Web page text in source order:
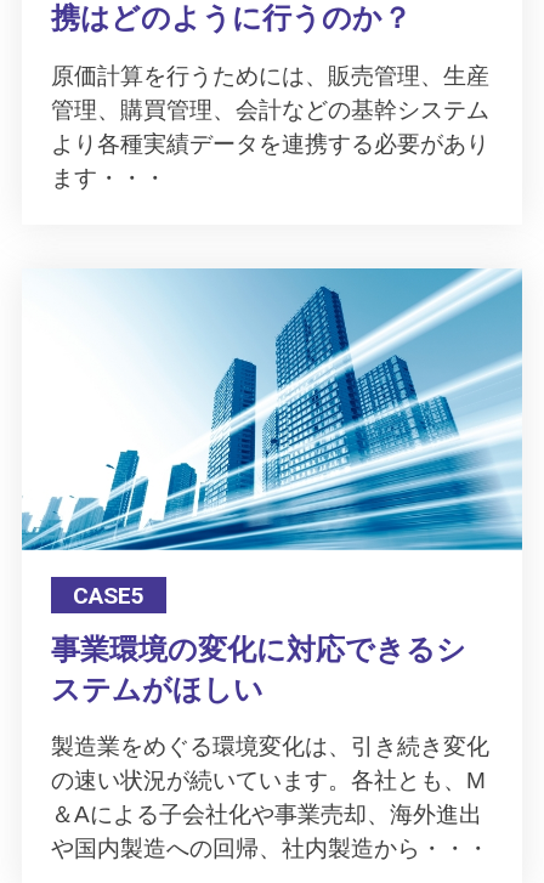
携はどのように行うのか？
原価計算を行うためには、販売管理、生産
管理、購買管理、会計などの基幹システム
より各種実績データを連携する必要があり
ます・・・
CASE5
事業環境の変化に対応できるシ
ステムがほしい
製造業をめぐる環境変化は、引き続き変化
の速い状況が続いています。各社とも、M
＆Aによる子会社化や事業売却、海外進出
や国内製造への回帰、社内製造から・・・